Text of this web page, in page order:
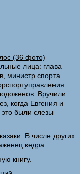
(36 фото)
лица: глава
министр спорта
Вручили
когда Евгения и
были слезы
В числе других
кедра.
книгу.